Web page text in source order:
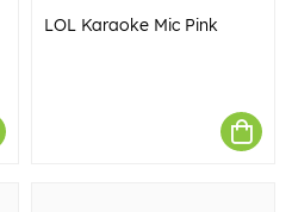
LOL Karaoke Mic Pink